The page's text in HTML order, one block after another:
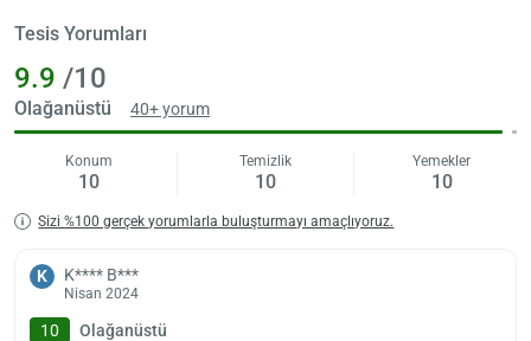
makinesi, duşlu ya da küvetli banyo bulunuyor.
köy kahvaltısı servis ediliyor. Sabah kahvaltıları 08:30-11:00 saatleri
arasında sunuluyor. Ayrıca tesiste açık hava restoranı ile kapalı
restoran da mevcut.
Şirince Begonvil Butik Otel Pansiyon’da kahvaltı odası, restoran,
teras barı, kafe bar, özel sigara içme alanı, sigara içilmeyen odalar,
aile odaları, ortak mutfak, teras, şömine, nargile kafe, bahçe ve tesis
Şirince Begonvil Butik Otel Pansiyon’un resepsiyonu gün boyunca
hizmet veriyor. Resepsiyonda özel karşılama sunumları, vale park
hizmeti, hızlı check-in/-out ve günlük temizlik hizmetleri bulunuyor.
Tesis Yorumları
9.9 /10
Olağanüstü 40+ yorum
Konum
10
Temizlik
10
Yemekler
10
Sizi %100 gerçek yorumlarla buluşturmayı amaçlıyoruz.
K K**** B***
Nisan 2024
10 Olağanüstü